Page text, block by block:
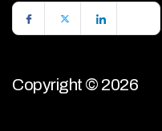
Copyright © 2026